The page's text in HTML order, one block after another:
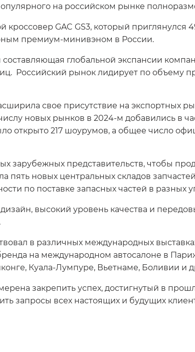
на российском рынке
GAC GS3, который приглянулся
премиум-минивэном в России.
глобальной экспансии
Российский рынок лидирует по объему
свое присутствие на экспортных
новых рынков в 2024-м добавились в
открыто 217 шоурумов, а общее число
зарубежных представительств, чтобы
пять новых центральных складов
по поставке запасных частей в разных
высокий уровень качества и
в различных международных
на международном автосалоне в
Куала-Лумпуре, Вьетнаме, Боливии и
закрепить успех, достигнутый в
запросы всех настоящих и будущих